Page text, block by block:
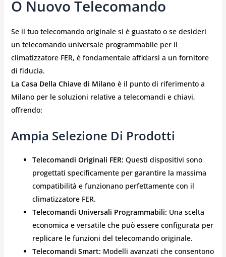
O Nuovo Telecomando
Se il tuo telecomando originale si è guastato o se desideri
un telecomando universale programmabile per il
climatizzatore FER, è fondamentale affidarsi a un fornitore
di fiducia.
La Casa Della Chiave di Milano è il punto di riferimento a
Milano per le soluzioni relative a telecomandi e chiavi,
offrendo:
Ampia Selezione Di Prodotti
Telecomandi Originali FER: Questi dispositivi sono
progettati specificamente per garantire la massima
compatibilità e funzionano perfettamente con il
climatizzatore FER.
Telecomandi Universali Programmabili: Una scelta
economica e versatile che può essere configurata per
replicare le funzioni del telecomando originale.
Telecomandi Smart: Modelli avanzati che consentono